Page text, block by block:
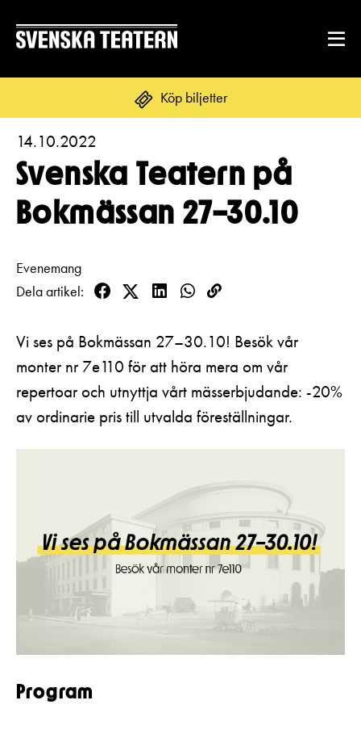
Köp biljetter
Suomi
REPERTOAR & BILJETTER
Repertoar
Kalender
Kundtjänst
Biljetter
Unga
Presentkort
Mat & dryck
Textning
Tillgänglighet
Frågor & svar
GRUPPER & FÖRETAG
Grupper & teaterombud
Pedagognätverk & skolgrupper
Företag
Guidning
OM SVENSKA TEATERN
Aktuellt
Teaterns verksamhet
Kontaktuppgifter
Jobba hos oss
Svenska Teatern Live
LOGGA IN
Svenska Teatern på
Bokmässan 27–30.10
14.10.2022
Evenemang
Dela artikel
Facebook
TwitterLinkedInWhatsApp
Kopioi
Vi ses på Bokmässan 27–30.10! Besök vår
monter nr 7e110 för att höra mera om vår
repertoar och utnyttja vårt mässerbjudande: -20%
av ordinarie pris till utvalda föreställningar.
Program